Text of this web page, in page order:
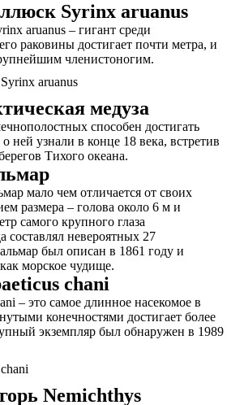
Syrinx aruanus
aruanus – гигант среди
раковины достигает почти метра, и
членистоногим.
медуза
способен достигать
ней узнали в конце 18 века, встретив
Тихого океана.
мало чем отличается от своих
размера – голова около 6 м и
самого крупного глаза
составлял невероятных 27
был описан в 1861 году и
морское чудище.
chani
– это самое длинное насекомое в
конечностями достигает более
экземпляр был обнаружен в 1989
Nemichthys